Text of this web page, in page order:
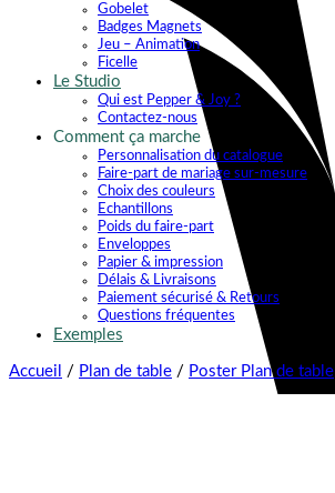
Gobelet
Badges Magnets
Jeu – Animation
Ficelle
Le Studio
Qui est Pepper & Joy ?
Contactez-nous
Comment ça marche
Personnalisation du catalogue
Faire-part de mariage sur-mesure
Choix des couleurs
Echantillons
Poids du faire-part
Enveloppes
Papier & impression
Délais & Livraisons
Paiement sécurisé & Retours
Questions fréquentes
Exemples
Accueil / Plan de table / Poster Plan de table